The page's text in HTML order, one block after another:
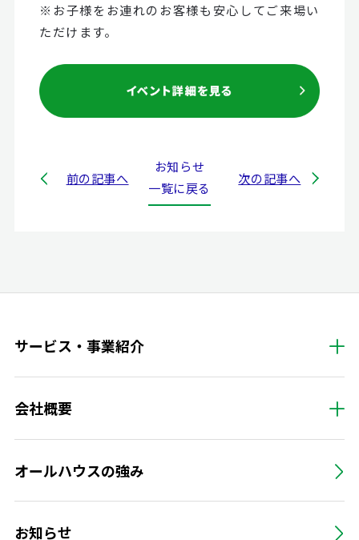
※お子様をお連れのお客様も安心してご来場い
ただけます。
前の記事へ
お知らせ
一覧に戻る
次の記事へ
サービス・事業紹介
会社概要
オールハウスの強み
お知らせ